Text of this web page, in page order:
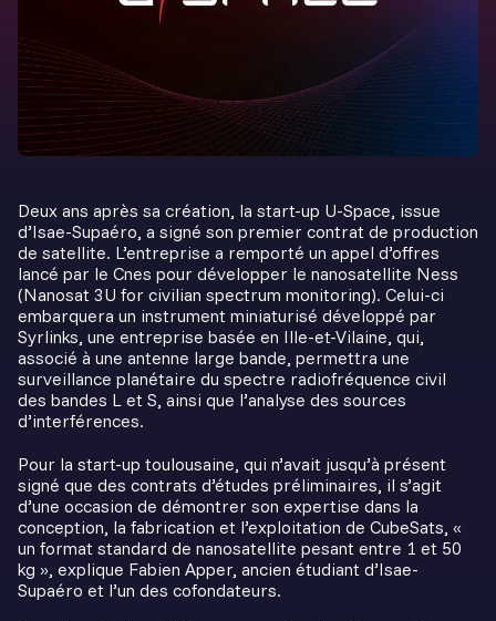
Deux ans après sa création, la start-up U-Space, issue
d’Isae-Supaéro, a signé son premier contrat de production
de satellite. L’entreprise a remporté un appel d’offres
lancé par le Cnes pour développer le nanosatellite Ness
(Nanosat 3U for civilian spectrum monitoring). Celui-ci
embarquera un instrument miniaturisé développé par
Syrlinks, une entreprise basée en Ille-et-Vilaine, qui,
associé à une antenne large bande, permettra une
surveillance planétaire du spectre radiofréquence civil
des bandes L et S, ainsi que l’analyse des sources
d’interférences.
Pour la start-up toulousaine, qui n’avait jusqu’à présent
signé que des contrats d’études préliminaires, il s’agit
d’une occasion de démontrer son expertise dans la
conception, la fabrication et l’exploitation de CubeSats, «
un format standard de nanosatellite pesant entre 1 et 50
kg », explique Fabien Apper, ancien étudiant d’Isae-
Supaéro et l’un des cofondateurs.